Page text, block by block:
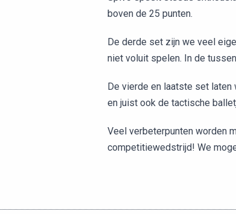
boven de 25 punten.
De derde set zijn we veel
niet voluit spelen. In de
De vierde en laatste set laten
en juist ook de tactische
Veel verbeterpunten worden
competitiewedstrijd! We